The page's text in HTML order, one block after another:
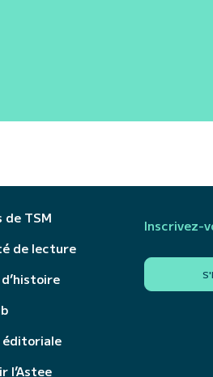
de TSM
de lecture
éditoriale
l’Astee
Inscrivez-